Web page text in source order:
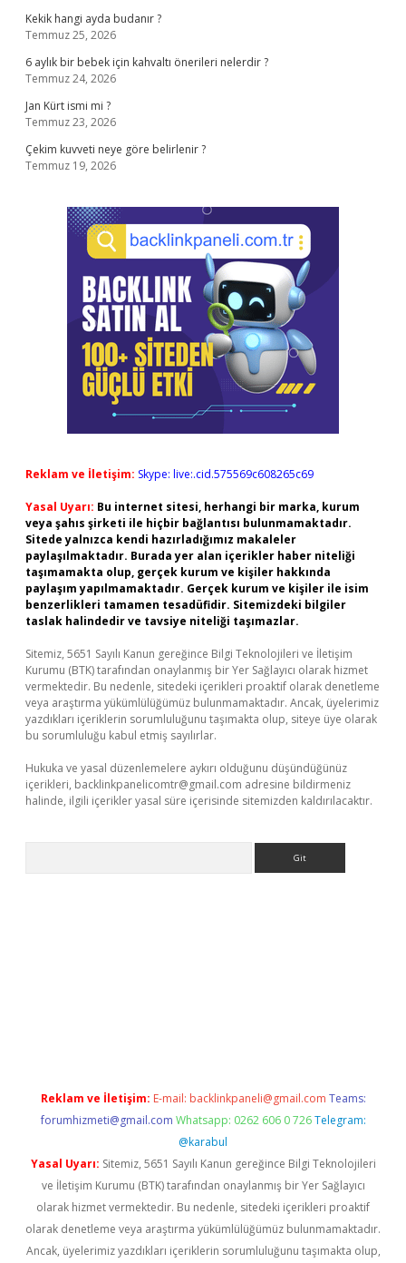
Kekik hangi ayda budanır ?
Temmuz 25, 2026
6 aylık bir bebek için kahvaltı önerileri nelerdir ?
Temmuz 24, 2026
Jan Kürt ismi mi ?
Temmuz 23, 2026
Çekim kuvveti neye göre belirlenir ?
Temmuz 19, 2026
Reklam ve İletişim: Skype: live:.cid.575569c608265c69
Yasal Uyarı: Bu internet sitesi, herhangi bir marka, kurum
veya şahıs şirketi ile hiçbir bağlantısı bulunmamaktadır.
Sitede yalnızca kendi hazırladığımız makaleler
paylaşılmaktadır. Burada yer alan içerikler haber niteliği
taşımamakta olup, gerçek kurum ve kişiler hakkında
paylaşım yapılmamaktadır. Gerçek kurum ve kişiler ile isim
benzerlikleri tamamen tesadüfidir. Sitemizdeki bilgiler
taslak halindedir ve tavsiye niteliği taşımazlar.
Sitemiz, 5651 Sayılı Kanun gereğince Bilgi Teknolojileri ve İletişim
Kurumu (BTK) tarafından onaylanmış bir Yer Sağlayıcı olarak hizmet
vermektedir. Bu nedenle, sitedeki içerikleri proaktif olarak denetleme
veya araştırma yükümlülüğümüz bulunmamaktadır. Ancak, üyelerimiz
yazdıkları içeriklerin sorumluluğunu taşımakta olup, siteye üye olarak
bu sorumluluğu kabul etmiş sayılırlar.
Hukuka ve yasal düzenlemelere aykırı olduğunu düşündüğünüz
içerikleri, backlinkpanelicomtr@gmail.com adresine bildirmeniz
halinde, ilgili içerikler yasal süre içerisinde sitemizden kaldırılacaktır.
Reklam ve İletişim: E-mail: backlinkpaneli@gmail.com Teams:
forumhizmeti@gmail.com Whatsapp: 0262 606 0 726 Telegram:
@karabul
Yasal Uyarı: Sitemiz, 5651 Sayılı Kanun gereğince Bilgi Teknolojileri
ve İletişim Kurumu (BTK) tarafından onaylanmış bir Yer Sağlayıcı
olarak hizmet vermektedir. Bu nedenle, sitedeki içerikleri proaktif
olarak denetleme veya araştırma yükümlülüğümüz bulunmamaktadır.
Ancak, üyelerimiz yazdıkları içeriklerin sorumluluğunu taşımakta olup,